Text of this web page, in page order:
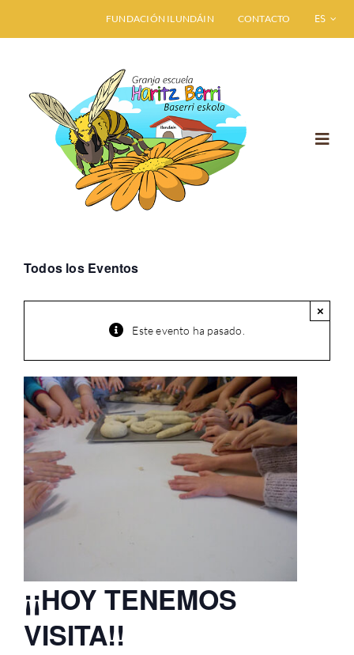
FUNDACIÓN ILUNDÁIN CONTACTO ESPAÑOL
ATERPEAK
BIZI-BASO
ERLE-KIDE
NOTICIAS
Todos los Eventos
Este evento ha pasado.
×
¡¡HOY TENEMOS
VISITA!!